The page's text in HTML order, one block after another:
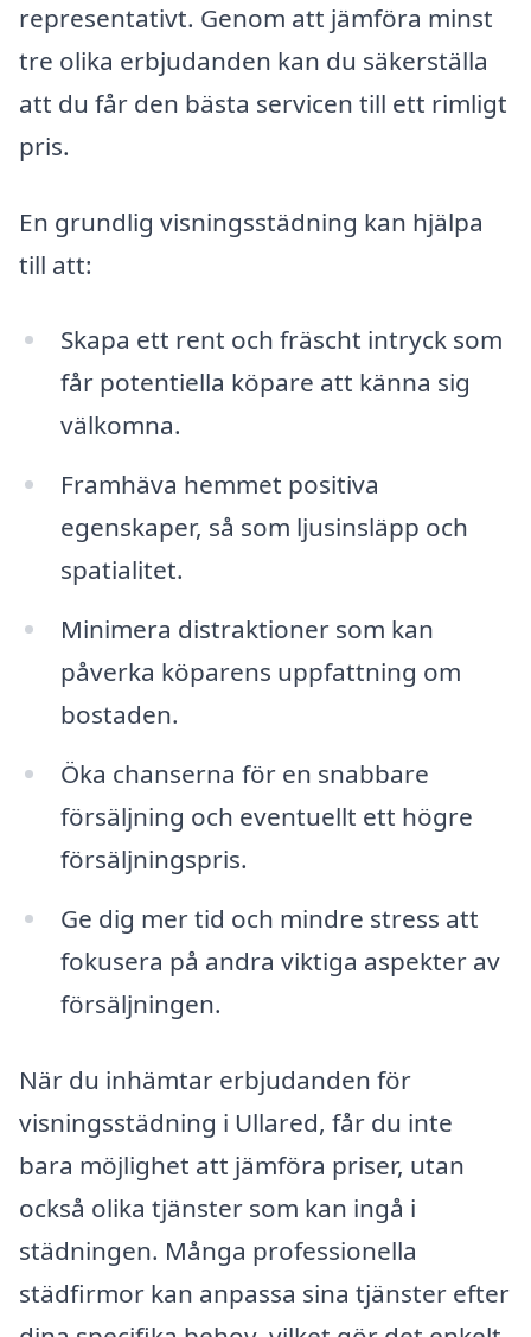
representativt. Genom att jämföra minst
tre olika erbjudanden kan du säkerställa
att du får den bästa servicen till ett rimligt
pris.
En grundlig visningsstädning kan hjälpa
till att:
Skapa ett rent och fräscht intryck som
får potentiella köpare att känna sig
välkomna.
Framhäva hemmet positiva
egenskaper, så som ljusinsläpp och
spatialitet.
Minimera distraktioner som kan
påverka köparens uppfattning om
bostaden.
Öka chanserna för en snabbare
försäljning och eventuellt ett högre
försäljningspris.
Ge dig mer tid och mindre stress att
fokusera på andra viktiga aspekter av
försäljningen.
När du inhämtar erbjudanden för
visningsstädning i Ullared, får du inte
bara möjlighet att jämföra priser, utan
också olika tjänster som kan ingå i
städningen. Många professionella
städfirmor kan anpassa sina tjänster efter